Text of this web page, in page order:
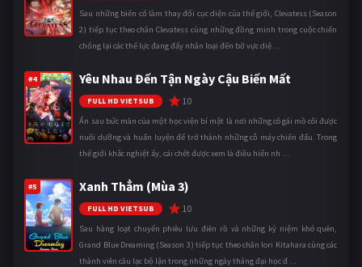
Sau những biến cố làm thay đổi cục diện của thế giới, Clevatess (Season
2) tiếp tục theo chân Clevatess cùng những đồng minh trong cuộc chiến
chống lại các thế lực đang đẩy nhân loại đến bờ vực diệ ...
#4 Yêu Nhau Đến Tận Ngày Cậu Biến Mất
FULL HD VIETSUB 10
Ẩn sau bức màn của một học viện bí mật là nơi những cô gái mồ côi được
nuôi dưỡng và huấn luyện để trở thành những cỗ máy chiến đấu. Trong
thế giới khắc nghiệt ấy, cái chết được xem là điều hiển nh ...
#5 Xanh Thẳm (Mùa 3)
FULL HD VIETSUB 10
Sau hàng loạt chuyến phiêu lưu điên rồ và những kỷ niệm khó quên,
Grand Blue Dreaming (Season 3) tiếp tục theo chân Iori Kitahara cùng các
thành viên câu lạc bộ lặn trong những ngày tháng đại học đ ...